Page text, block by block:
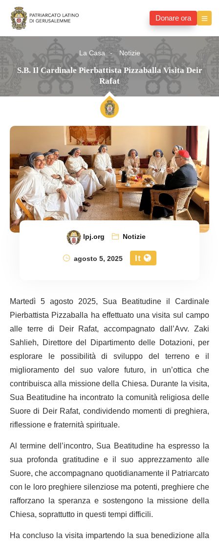
Donare ora
La Casa Notizie
S.B. Il Cardinale Pierbattista Pizzaballa Visita Deir
Rafat
lpj.org
Notizie
agosto 5, 2025
It
Martedì 5 agosto 2025, Sua Beatitudine il Cardinale
Pierbattista Pizzaballa ha effettuato una visita sul campo
alle terre di Deir Rafat, accompagnato dall’Avv. Zaki
Sahlieh, Direttore del Dipartimento delle Dotazioni, per
esplorare le possibilità di sviluppo del terreno e il
miglioramento del suo valore futuro, in un’ottica che
contribuisca alla missione della Chiesa. Durante la visita,
Sua Beatitudine ha incontrato la comunità religiosa delle
Suore di Deir Rafat, condividendo momenti di preghiera,
riflessione e fraternità spirituale.
Al termine dell’incontro, Sua Beatitudine ha espresso la
sua profonda gratitudine e il suo apprezzamento alle
Suore, che accompagnano quotidianamente il Patriarcato
con le loro preghiere silenziose ma potenti, preghiere che
rafforzano la speranza e sostengono la missione della
Chiesa, soprattutto in questi tempi difficili.
Ha concluso la visita impartendo la sua benedizione alla